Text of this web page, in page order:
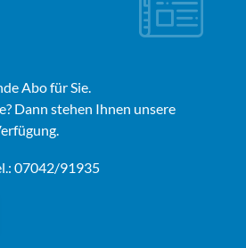
Abo für Sie.
Dann stehen Ihnen unsere
07042/91935